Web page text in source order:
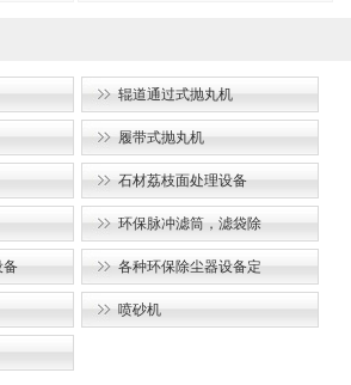
辊道通过式抛丸机
履带式抛丸机
石材荔枝面处理设备
环保脉冲滤筒，滤袋除
备 各种环保除尘器设备定
喷砂机